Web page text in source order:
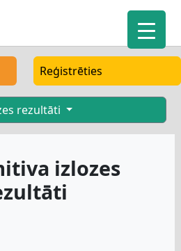
Reģistrēties
rezultāti
izlozes